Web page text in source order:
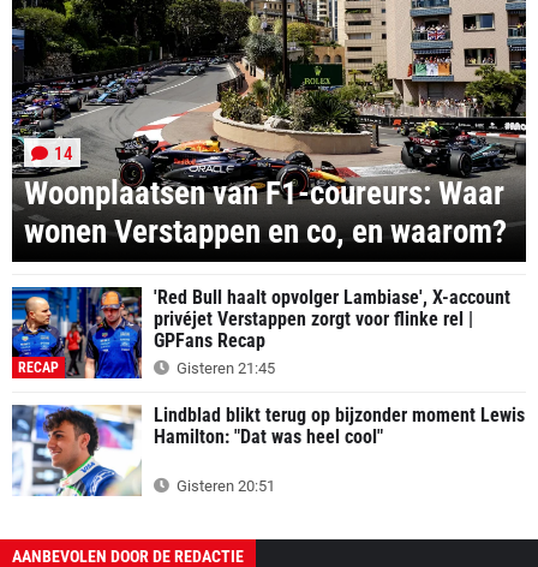
Woonplaatsen van F1-coureurs: Waar
wonen Verstappen en co, en waarom?
14
RECAP
'Red Bull haalt opvolger Lambiase', X-account
privéjet Verstappen zorgt voor flinke rel |
GPFans Recap
Gisteren 21:45
Lindblad blikt terug op bijzonder moment Lewis
Hamilton: "Dat was heel cool"
Gisteren 20:51
AANBEVOLEN DOOR DE REDACTIE